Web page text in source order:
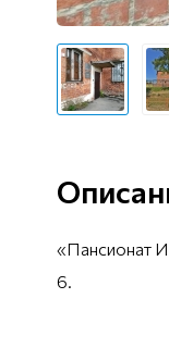
«Пансионат
6.